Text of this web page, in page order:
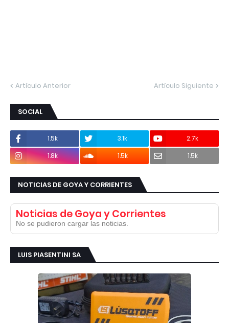
Artículo Anterior Artículo Siguiente
SOCIAL
1.5k 3.1k
2.7k
1.8k
1.5k 1.5k
NOTICIAS DE GOYA Y CORRIENTES
Noticias de Goya y Corrientes
No se pudieron cargar las noticias.
LUIS PIASENTINI SA